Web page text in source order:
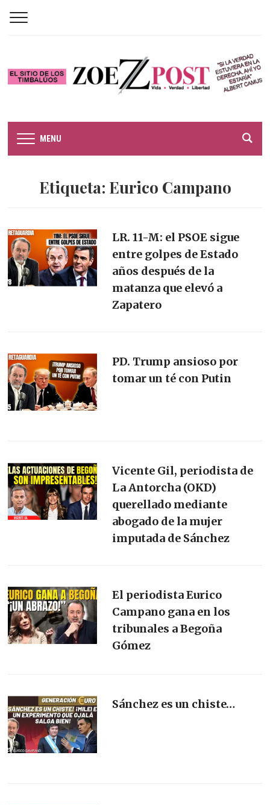
MENU
Etiqueta: Eurico Campano
LR. 11-M: el PSOE sigue
entre golpes de Estado
años después de la
matanza que elevó a
Zapatero
PD. Trump ansioso por
tomar un té con Putin
Vicente Gil, periodista de
La Antorcha (OKD)
querellado mediante
abogado de la mujer
imputada de Sánchez
El periodista Eurico
Campano gana en los
tribunales a Begoña
Gómez
Sánchez es un chiste…